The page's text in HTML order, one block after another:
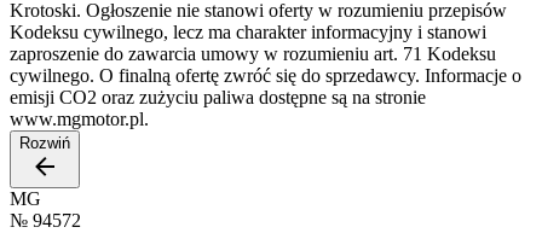
Krotoski. Ogłoszenie nie stanowi oferty w rozumieniu przepisów
Kodeksu cywilnego, lecz ma charakter informacyjny i stanowi
zaproszenie do zawarcia umowy w rozumieniu art. 71 Kodeksu
cywilnego. O finalną ofertę zwróć się do sprzedawcy. Informacje o
emisji CO2 oraz zużyciu paliwa dostępne są na stronie
www.mgmotor.pl.
Rozwiń
MG
№ 94572